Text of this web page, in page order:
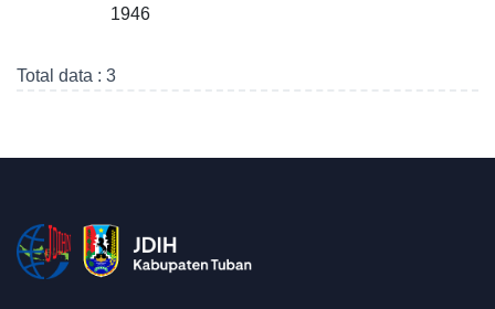
1946
Total data : 3